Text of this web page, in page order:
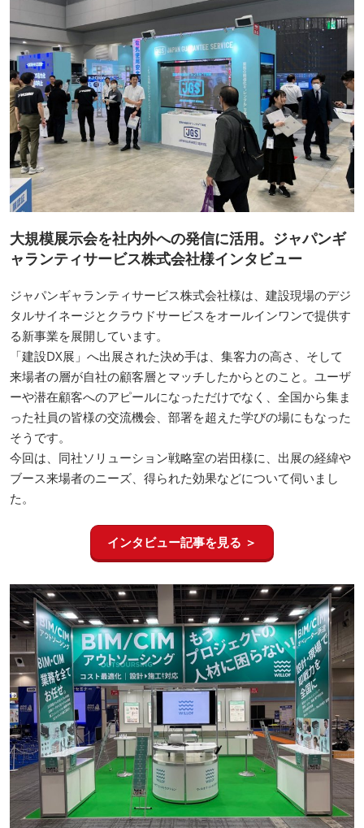
大規模展示会を社内外への発信に活用。ジャパンギ
ャランティサービス株式会社様インタビュー
ジャパンギャランティサービス株式会社様は、建設現場のデジ
タルサイネージとクラウドサービスをオールインワンで提供す
る新事業を展開しています。
「建設DX展」へ出展された決め手は、集客力の高さ、そして
来場者の層が自社の顧客層とマッチしたからとのこと。ユーザ
ーや潜在顧客へのアピールになっただけでなく、全国から集ま
った社員の皆様の交流機会、部署を超えた学びの場にもなった
そうです。
今回は、同社ソリューション戦略室の岩田様に、出展の経緯や
ブース来場者のニーズ、得られた効果などについて伺いまし
た。
インタビュー記事を見る ＞